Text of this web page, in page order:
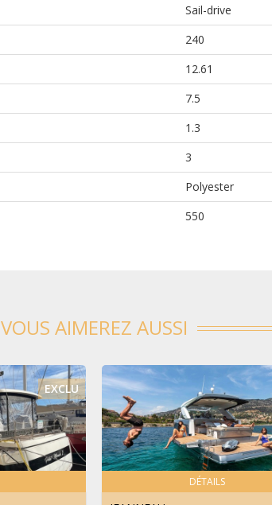
Sail-drive
240
12.61
7.5
1.3
3
Polyester
550
VOUS AIMEREZ AUSSI
EXCLU
DÉTAILS